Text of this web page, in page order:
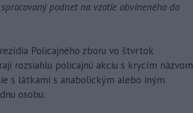
podnet na vzatie obvineného do
Policajného zboru vo štvrtok
rozsiahlu policajnú akciu s krycím názvom
s látkami s anabolickým alebo iným
osobu.